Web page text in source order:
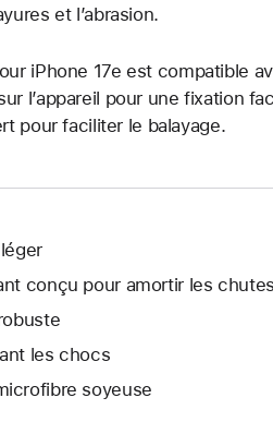
et l’abrasion.
iPhone 17e est compatible
l’appareil pour une fixation
pour faciliter le balayage.
conçu pour amortir les chutes
les chocs
soyeuse